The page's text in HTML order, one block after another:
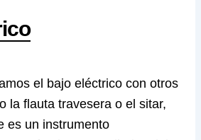
el bajo eléctrico con otros
la flauta travesera o el sitar,
es un instrumento